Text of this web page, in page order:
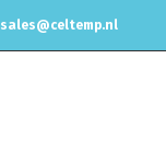
sales@celtemp.nl